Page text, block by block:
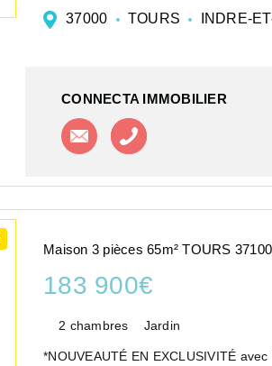
37000 TOURS INDRE-
CONNECTA IMMOBILIER
Contacter l'agence
Maison 3 pièces 65m² TOURS 37100
183 900€
2 chambres Jardin
*NOUVEAUTÉ EN EXCLUSIVITÉ